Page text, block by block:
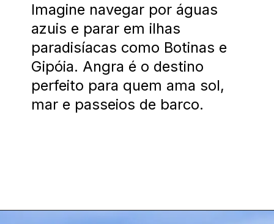
Imagine navegar por águas
azuis e parar em ilhas
paradisíacas como Botinas e
Gipóia. Angra é o destino
perfeito para quem ama sol,
mar e passeios de barco.